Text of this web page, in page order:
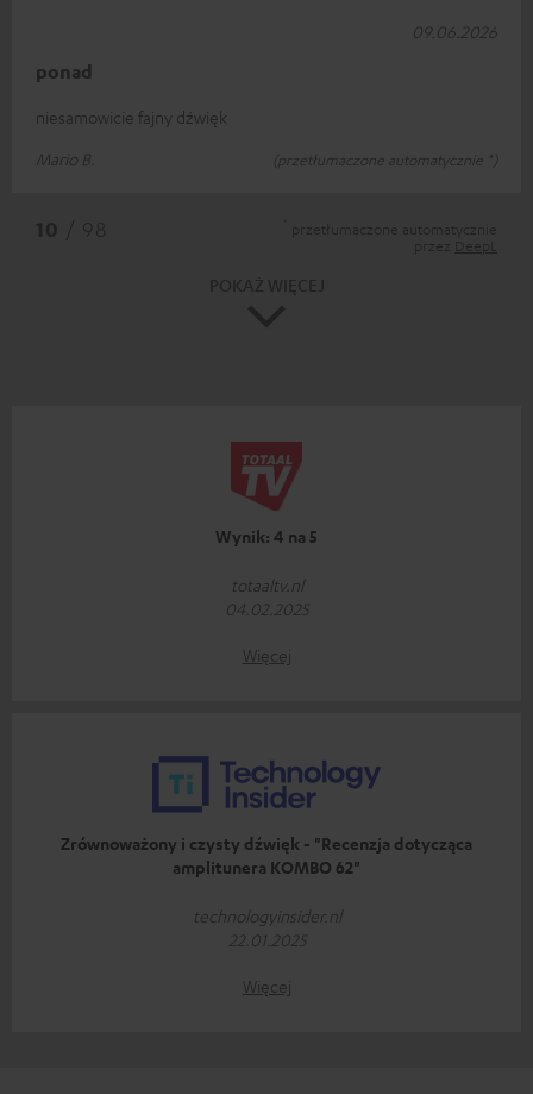
ponad
niesamowicie fajny dźwięk
Mario B.
(przetłumaczone automatycznie *)
09.06.2026
Wynik: 4 na 5
totaaltv.nl
04.02.2025
Więcej
Zrównoważony i czysty dźwięk - "Recenzja dotycząca
amplitunera KOMBO 62"
technologyinsider.nl
22.01.2025
Więcej